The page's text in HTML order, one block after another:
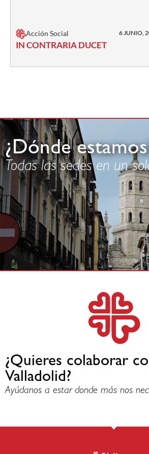
Acción Social 6 JUNIO,
IN CONTRARIA DUCET
¿Dónde
Todas las sedes en un
¿Quieres colaborar
Valladolid?
Ayúdanos a estar donde más nos